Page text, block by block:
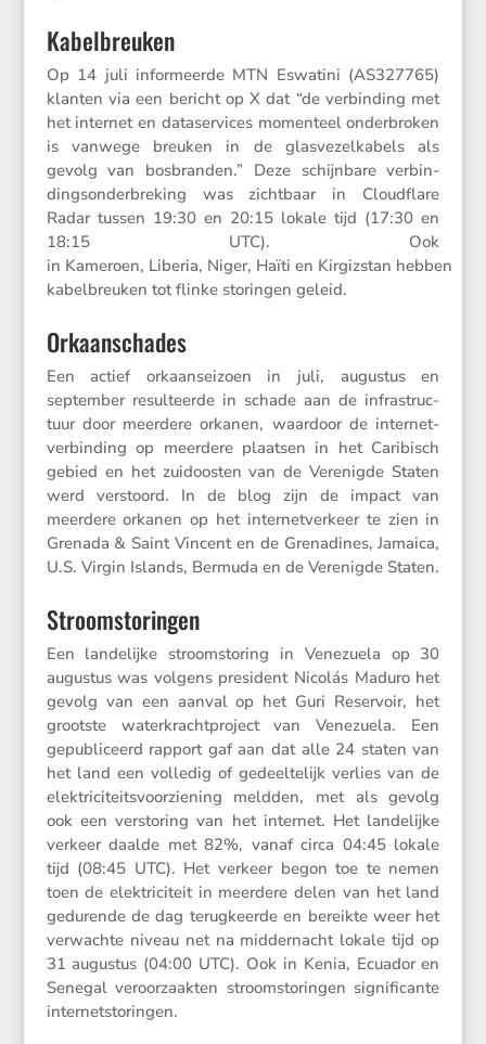
Kabelbreuken
Op 14 juli infor­meerde MTN Eswatini (AS327765)
klanten via een bericht op X dat “de verbin­ding met
het internet en dataser­vices momen­teel onder­broken
is vanwege breuken in de glasve­zel­ka­bels als
gevolg van bosbranden.” Deze schijn­bare verbin­
dings­on­der­bre­king was zicht­baar in Cloud­flare
Radar tussen 19:30 en 20:15 lokale tijd (17:30 en
18:15 UTC). Ook
in Kameroen, Liberia, Niger, Haïti en Kirgizstan hebben
kabel­breuken tot flinke storingen geleid.
Orkaanschades
Een actief orkaan­sei­zoen in juli, augustus en
september resul­teerde in schade aan de infra­struc­
tuur door meerdere orkanen, waardoor de inter­net­
ver­bin­ding op meerdere plaatsen in het Caribisch
gebied en het zuidoosten van de Verenigde Staten
werd verstoord. In de blog zijn de impact van
meerdere orkanen op het inter­net­ver­keer te zien in
Grenada & Saint Vincent en de Grena­dines, Jamaica,
U.S. Virgin Islands, Bermuda en de Verenigde Staten.
Stroomstoringen
Een lande­lijke stroom­sto­ring in Venezuela op 30
augustus was volgens presi­dent Nicolás Maduro het
gevolg van een aanval op het Guri Reser­voir, het
grootste water­kracht­pro­ject van Venezuela. Een
gepubli­ceerd rapport gaf aan dat alle 24 staten van
het land een volledig of gedeel­te­lijk verlies van de
elektri­ci­teits­voor­zie­ning meldden, met als gevolg
ook een versto­ring van het internet. Het lande­lijke
verkeer daalde met 82%, vanaf circa 04:45 lokale
tijd (08:45 UTC). Het verkeer begon toe te nemen
toen de elektri­ci­teit in meerdere delen van het land
gedurende de dag terug­keerde en bereikte weer het
verwachte niveau net na midder­nacht lokale tijd op
31 augustus (04:00 UTC). Ook in Kenia, Ecuador en
Senegal veroor­zaakten stroom­sto­ringen signi­fi­cante
internetstoringen.